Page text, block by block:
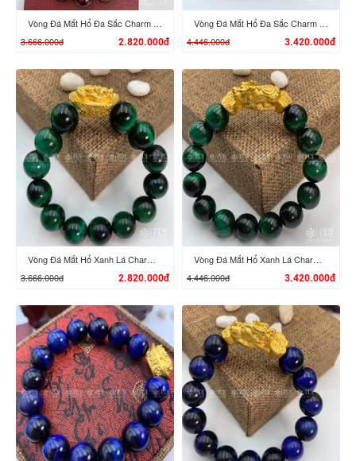
XEM CHI TIẾT
Vòng Đá Mắt Hổ Đa Sắc Charm Tỳ Hưu Cưỡi Đĩnh Vàng 24K
3.666.000đ
2.820.000đ
XEM CHI TIẾT
Vòng Đá Mắt Hổ Đa Sắc Charm Tỳ Hưu Cưỡi Gậy Như Ý Vàng 24K
4.446.000đ
3.420.000đ
XEM CHI TIẾT
Vòng Đá Mắt Hổ Xanh Lá Charm Tỳ Hưu Cưỡi Đĩnh Vàng 24K
3.666.000đ
2.820.000đ
XEM CHI TIẾT
Vòng Đá Mắt Hổ Xanh Lá Charm Tỳ Hưu Cưỡi Gậy Như Ý Vàng 24K
4.446.000đ
3.420.000đ